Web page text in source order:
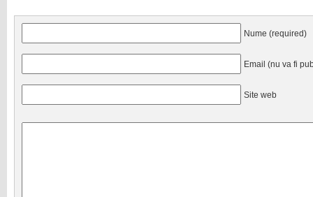
Nume (required)
Email (nu va fi
Site web